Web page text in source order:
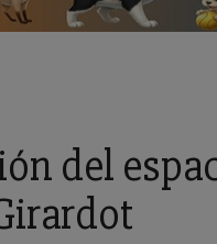
del